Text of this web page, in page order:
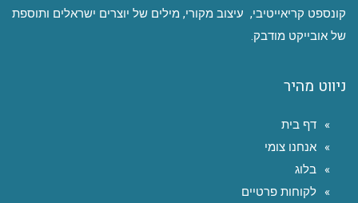
קונספט קריאייטיבי, עיצוב מקורי, מילים של יוצרים ישראלים ותוספת
של אובייקט מודבק.
ניווט מהיר
דף בית
אנחנו צומי
בלוג
לקוחות פרטיים